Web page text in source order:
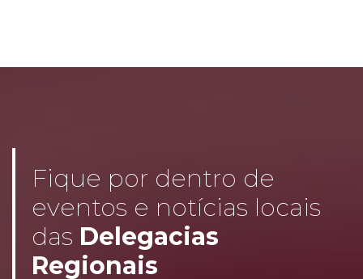
Fique por dentro de
eventos e notícias locais
das Delegacias
Regionais